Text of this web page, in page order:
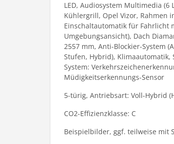
LED, Audiosystem Multimedia
Kühlergrill, Opel Vizor, Rahmen
Einschaltautomatik für Fahrlicht
Umgebungsansicht), Dach
2557 mm, Anti-Blockier-System
Stufen, Hybrid), Klimaautomatik,
System:
Müdigkeitserkennungs-Sensor
5-türig, Antriebsart: Voll-Hybrid
CO2-Effizienzklasse: C
Beispielbilder, ggf. teilweise mit